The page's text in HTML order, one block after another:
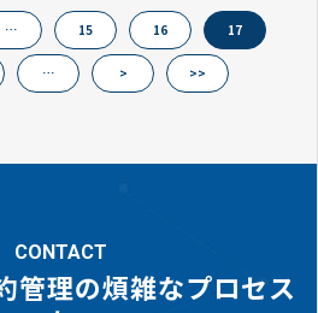
… 15 16 17
… > >>
CONTACT
管理の煩雑なプロセス